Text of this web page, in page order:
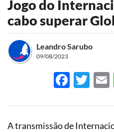
Jogo do
cabo superar
Leandro Sarubo
09/08/2023
A transmissão de